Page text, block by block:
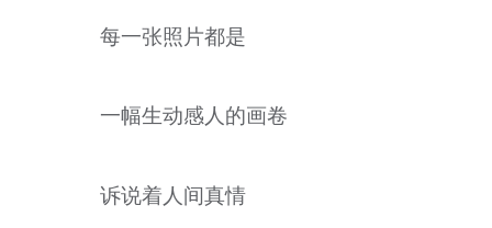
每一张照片都是
一幅生动感人的画卷
诉说着人间真情